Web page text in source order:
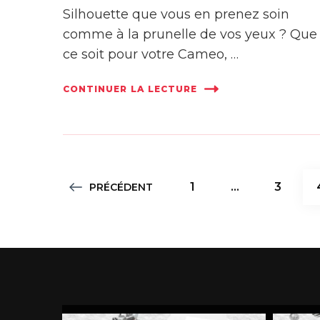
Silhouette que vous en prenez soin
comme à la prunelle de vos yeux ? Que
ce soit pour votre Cameo, …
CONTINUER LA LECTURE
Pagination
publications
PRÉCÉDENT PAGE
1 … PAGE
3